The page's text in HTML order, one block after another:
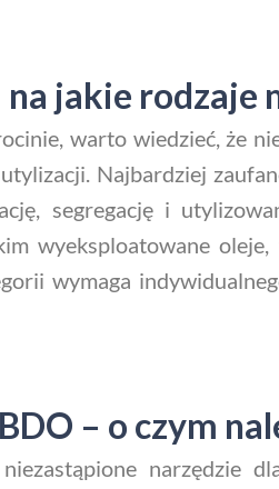
jakie rodzaje
warto wiedzieć, że
Najbardziej
segregację i
wyeksploatowane
wymaga
– o czym
narzędzie